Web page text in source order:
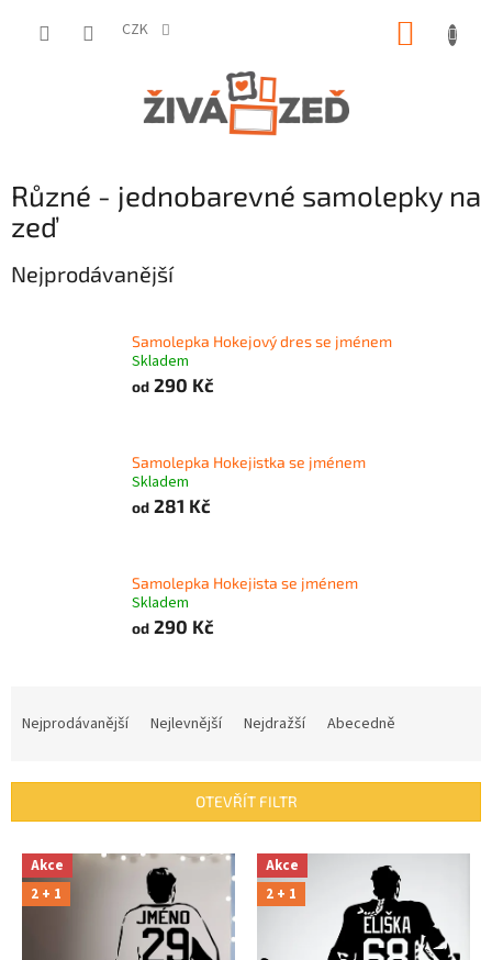
CZK
Různé - jednobarevné samolepky na
zeď
Nejprodávanější
Samolepka Hokejový dres se jménem
Skladem
od 290 Kč
Samolepka Hokejistka se jménem
Skladem
od 281 Kč
Samolepka Hokejista se jménem
Skladem
od 290 Kč
í
Nejprodávanější Nejlevnější Nejdražší Abecedně
OTEVŘÍT FILTR
V
p
Akce
2 + 1
Akce
2 + 1